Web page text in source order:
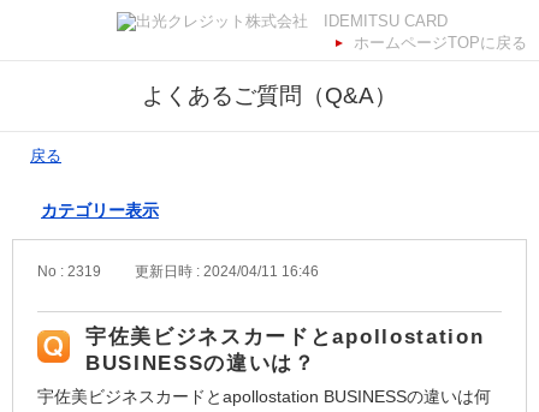
ホームページTOPに戻る
よくあるご質問（Q&A）
戻る
カテゴリー表示
No : 2319 更新日時 : 2024/04/11 16:46
宇佐美ビジネスカードとapollostation
BUSINESSの違いは？
宇佐美ビジネスカードとapollostation BUSINESSの違いは何